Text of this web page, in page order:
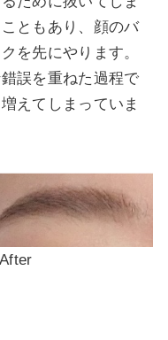
ともあり、 顔のバ
を先にやります。
誤を重ねた過程で
えてしまっていま